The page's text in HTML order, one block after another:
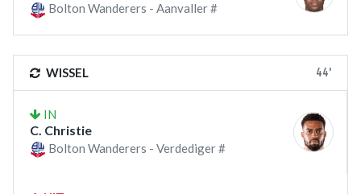
Bolton Wanderers - Aanvaller #
WISSEL 44'
IN
C. Christie
Bolton Wanderers - Verdediger #